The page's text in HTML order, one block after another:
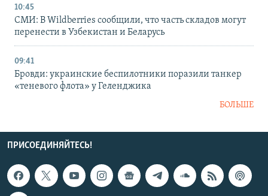
10:45
СМИ: В Wildberries сообщили, что часть складов могут
перенести в Узбекистан и Беларусь
09:41
Бровди: украинские беспилотники поразили танкер
«теневого флота» у Геленджика
БОЛЬШЕ
ПРИСОЕДИНЯЙТЕСЬ!